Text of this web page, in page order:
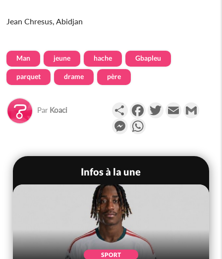
Jean Chresus, Abidjan
Man jeune hache Gbapleu
parquet drame père
Par Koaci PartagerFacebookTwitterEmail
Messenger
Infos à la une
SPORT